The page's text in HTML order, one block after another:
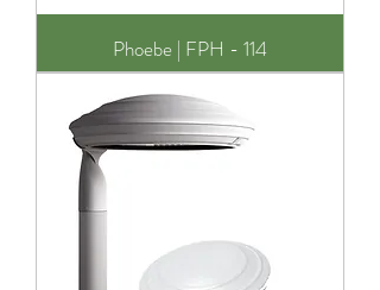
Phoebe | FPH - 114